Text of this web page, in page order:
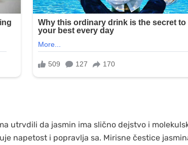
utrvdili da jasmin ima slično dejstvo i
napetost i popravlja sa. Mirisne čestice